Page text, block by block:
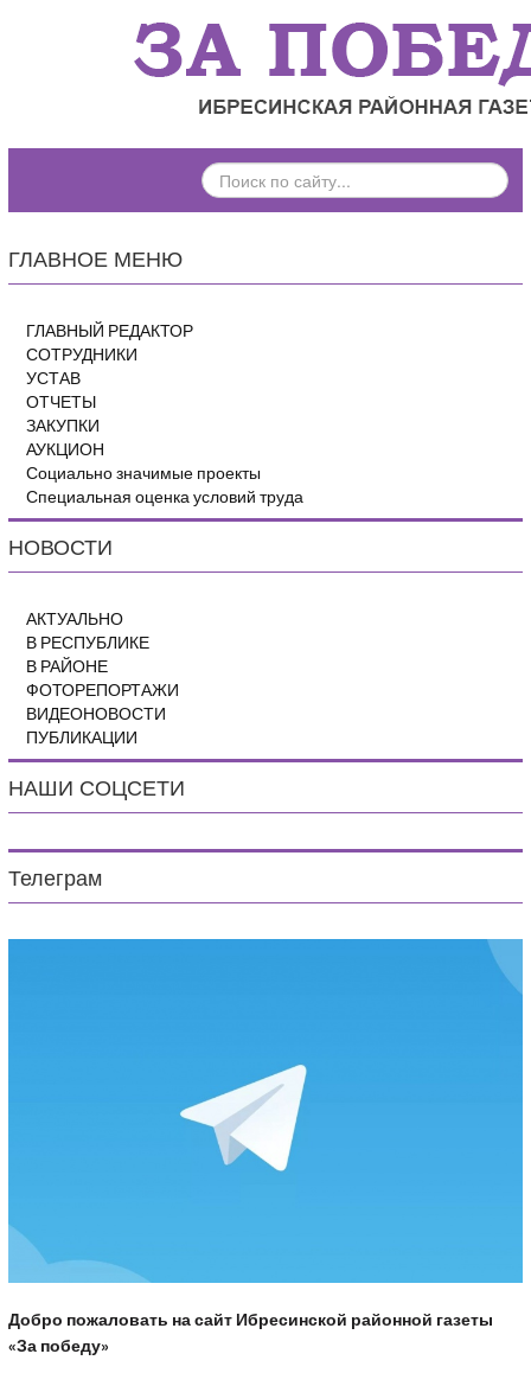
ПОИСК
ПО
ГЛАВНОЕ МЕНЮ
ГЛАВНЫЙ РЕДАКТОР
СОТРУДНИКИ
УСТАВ
ОТЧЕТЫ
ЗАКУПКИ
АУКЦИОН
Социально значимые проекты
Специальная оценка условий труда
НОВОСТИ
АКТУАЛЬНО
В РЕСПУБЛИКЕ
В РАЙОНЕ
ФОТОРЕПОРТАЖИ
ВИДЕОНОВОСТИ
ПУБЛИКАЦИИ
НАШИ СОЦСЕТИ
Телеграм
Добро пожаловать на сайт Ибресинской районной газеты
«За победу»